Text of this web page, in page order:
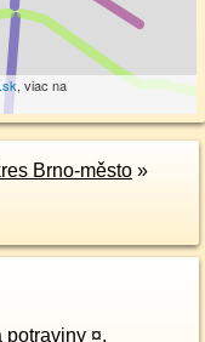
, viac na
Brno-město »
potraviny ¤,